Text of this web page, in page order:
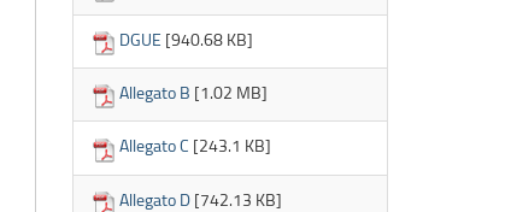
DGUE [940.68 KB]
Allegato B [1.02 MB]
Allegato C [243.1 KB]
Allegato D [742.13 KB]